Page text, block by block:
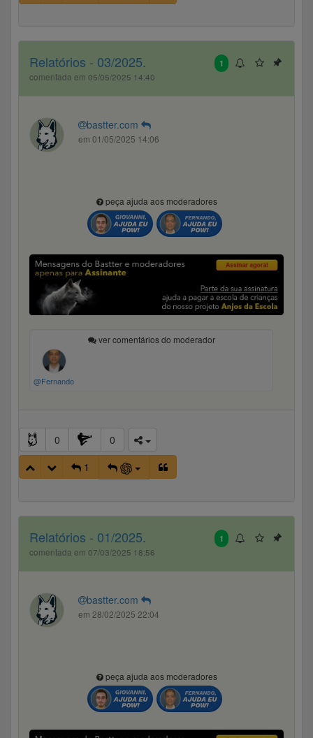
1
Relatórios - 03/2025.
comentada em 05/05/2025 14:40
bastter.com
em 01/05/2025 14:06
peça ajuda aos moderadores
ver comentários do moderador
@Fernando
0
0
1
1
Relatórios - 01/2025.
comentada em 07/03/2025 18:56
bastter.com
em 28/02/2025 22:04
peça ajuda aos moderadores